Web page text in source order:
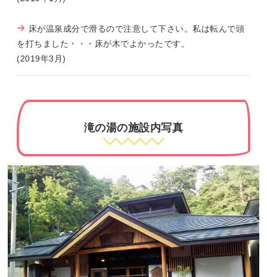
床が温泉成分で滑るので注意して下さい。私は転んで頭
を打ちました・・・床が木でよかったです。
(2019年3月)
滝の湯の施設内写真